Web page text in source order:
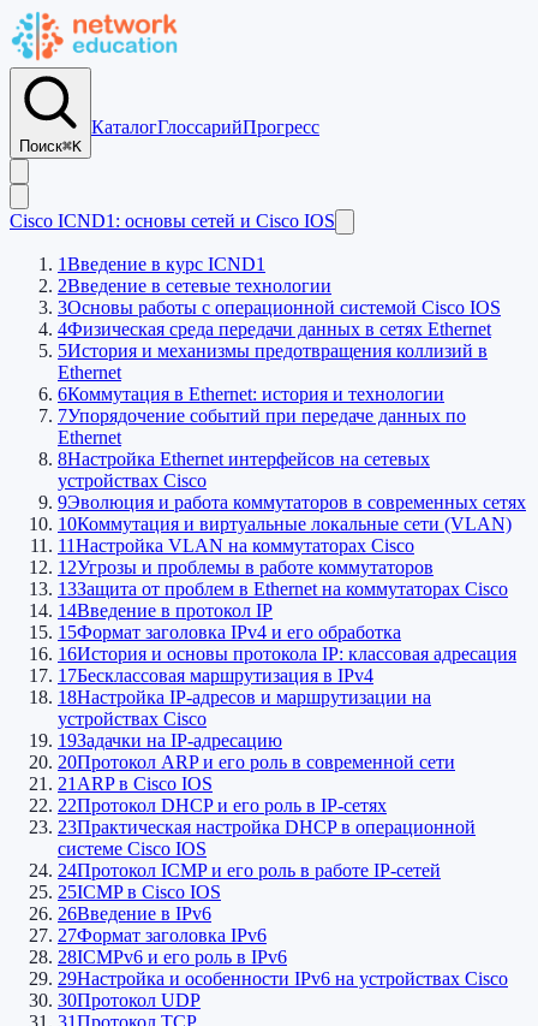
Поиск⌘K
КаталогГлоссарийПрогресс
Cisco ICND1: основы сетей и Cisco IOS
1Введение в курс ICND1
2Введение в сетевые технологии
3Основы работы с операционной системой Cisco IOS
4Физическая среда передачи данных в сетях Ethernet
5История и механизмы предотвращения коллизий в
Ethernet
6Коммутация в Ethernet: история и технологии
7Упорядочение событий при передаче данных по
Ethernet
8Настройка Ethernet интерфейсов на сетевых
устройствах Cisco
9Эволюция и работа коммутаторов в современных сетях
10Коммутация и виртуальные локальные сети (VLAN)
11Настройка VLAN на коммутаторах Cisco
12Угрозы и проблемы в работе коммутаторов
13Защита от проблем в Ethernet на коммутаторах Cisco
14Введение в протокол IP
15Формат заголовка IPv4 и его обработка
16История и основы протокола IP: классовая адресация
17Бесклассовая маршрутизация в IPv4
18Настройка IP-адресов и маршрутизации на
устройствах Cisco
19Задачки на IP-адресацию
20Протокол ARP и его роль в современной сети
21 ARP в Cisco IOS
22Протокол DHCP и его роль в IP-сетях
23Практическая настройка DHCP в операционной
системе Cisco IOS
24Протокол ICMP и его роль в работе IP-сетей
25ICMP в Cisco IOS
26Введение в IPv6
27Формат заголовка IPv6
28ICMPv6 и его роль в IPv6
29Настройка и особенности IPv6 на устройствах Cisco
30Протокол UDP
31Протокол TCP